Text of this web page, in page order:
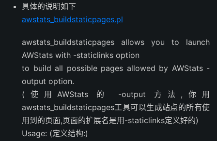
具体的说明如下
awstats_buildstaticpages.pl
awstats_buildstaticpages allows you to launch
AWStats with -staticlinks option
to build all possible pages allowed by AWStats -
output option.
(使用AWStats 的 -output 方法,你用
awstats_buildstaticpages工具可以生成站点的所有使
用到的页面,页面的扩展名是用-staticlinks定义好的)
Usage: (定义结构:)